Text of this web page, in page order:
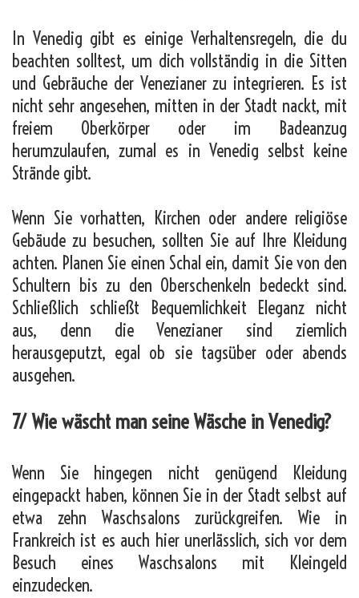
In Venedig gibt es einige Verhaltensregeln, die du
beachten solltest, um dich vollständig in die Sitten
und Gebräuche der Venezianer zu integrieren. Es ist
nicht sehr angesehen, mitten in der Stadt nackt, mit
freiem Oberkörper oder im Badeanzug
herumzulaufen, zumal es in Venedig selbst keine
Strände gibt.
Wenn Sie vorhatten, Kirchen oder andere religiöse
Gebäude zu besuchen, sollten Sie auf Ihre Kleidung
achten. Planen Sie einen Schal ein, damit Sie von den
Schultern bis zu den Oberschenkeln bedeckt sind.
Schließlich schließt Bequemlichkeit Eleganz nicht
aus, denn die Venezianer sind ziemlich
herausgeputzt, egal ob sie tagsüber oder abends
ausgehen.
7/ Wie wäscht man seine Wäsche in Venedig?
Wenn Sie hingegen nicht genügend Kleidung
eingepackt haben, können Sie in der Stadt selbst auf
etwa zehn Waschsalons zurückgreifen. Wie in
Frankreich ist es auch hier unerlässlich, sich vor dem
Besuch eines Waschsalons mit Kleingeld
einzudecken.